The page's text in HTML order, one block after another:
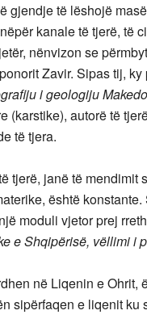
gjendje të lëshojë
kanale të tjerë, të
nënvizon se
Zavir. Sipas tij,
i geologiju
(karstike), autorë të
të tjera.
tjerë, janë të
është
moduli vjetor prej
e Shqipërisë, vëllimi i
në Liqenin e Ohrit,
sipërfaqen e liqenit ku